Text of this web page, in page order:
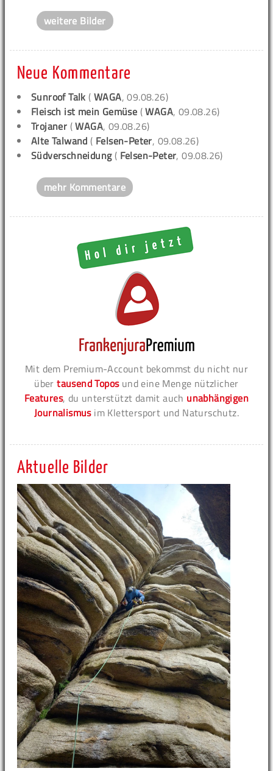
weitere Bilder
Neue Kommentare
Sunroof Talk (WAGA, 09.08.26)
Fleisch ist mein Gemüse (WAGA, 09.08.26)
Trojaner (WAGA, 09.08.26)
Alte Talwand ( Felsen-Peter, 09.08.26)
Südverschneidung( Felsen-Peter, 09.08.26)
mehr Kommentare
Mit dem Premium-Account bekommst du nicht nur
übertausend Toposund eine Menge nützlicher
Features, du unterstützt damit auch unabhängigen
Journalismusim Klettersport und Naturschutz.
Aktuelle Bilder